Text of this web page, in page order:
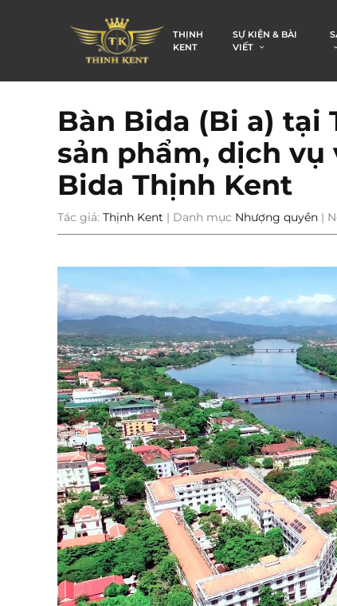
THỊNH
KENT
SỰ KIỆN & BÀI
VIẾT
Bàn Bida (Bi a) tại
sản phẩm, dịch vụ
Bida Thịnh Kent
Tác giả: Thịnh Kent | Danh mục Nhượng quyền |